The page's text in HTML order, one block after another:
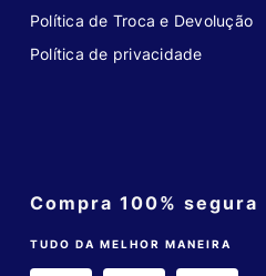
Política de Troca e Devolução
Política de privacidade
Compra 100% segura
TUDO DA MELHOR MANEIRA